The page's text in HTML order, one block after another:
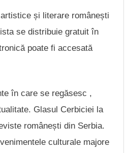
și literare românești
se distribuie gratuit în
poate fi accesată
în care se regăsesc ,
Glasul Cerbiciei la
românești din Serbia.
culturale majore